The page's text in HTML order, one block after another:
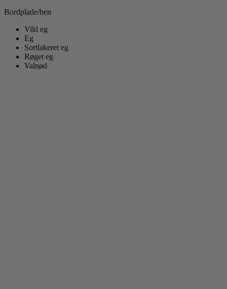
Bordplade/ben
Vild eg
Eg
Sortlakeret eg
Røget eg
Valnød